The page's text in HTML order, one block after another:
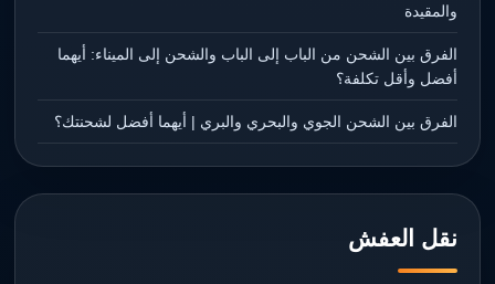
والمقيدة
الفرق بين الشحن من الباب إلى الباب والشحن إلى الميناء: أيهما
أفضل وأقل تكلفة؟
الفرق بين الشحن الجوي والبحري والبري | أيهما أفضل لشحنتك؟
نقل العفش